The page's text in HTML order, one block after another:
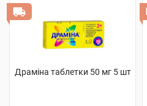
Драміна таблетки 50 мг 5 шт